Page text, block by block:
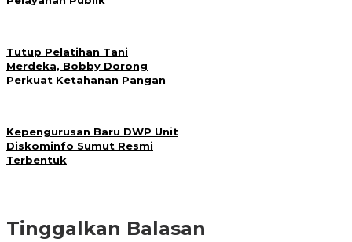
Tutup Pelatihan Tani
Merdeka, Bobby Dorong
Perkuat Ketahanan Pangan
Kepengurusan Baru DWP Unit
Diskominfo Sumut Resmi
Terbentuk
Tinggalkan Balasan